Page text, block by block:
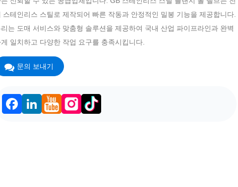
스테인리스 스틸로 제작되어 빠른 작동과 안정적인 밀봉 기능을 제공합니다.
리는 도매 서비스와 맞춤형 솔루션을 제공하여 국내 산업 파이프라인과 완벽
일치하고 다양한 작업 요구를 충족시킵니다.
문의 보내기
FacebookLinkedIn